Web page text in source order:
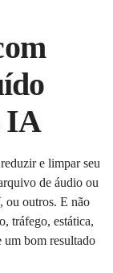
IA
e limpar seu
de áudio ou
outros. E não
tráfego, estática,
bom resultado